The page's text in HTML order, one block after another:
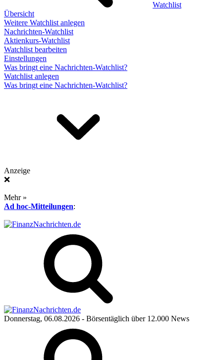
Watchlist
Übersicht
Weitere Watchlist anlegen
Nachrichten-Watchlist
Aktienkurs-Watchlist
Watchlist bearbeiten
Einstellungen
Was bringt eine Nachrichten-Watchlist?
Watchlist anlegen
Was bringt eine Nachrichten-Watchlist?
Anzeige
❌
Mehr »
Ad hoc-Mitteilungen:
Donnerstag, 06.08.2026 - Börsentäglich über 12.000 News